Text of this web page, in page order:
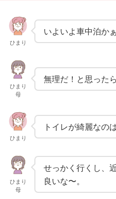
ひまり
いよいよ車中泊か
ひまり
母
無理だ！と思った
ひまり
トイレが綺麗なの
ひまり
母
せっかく行くし、
良いな〜。